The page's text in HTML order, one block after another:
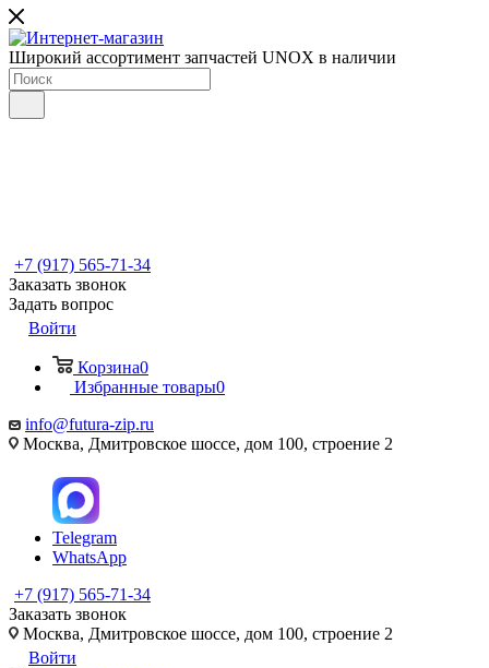
Широкий ассортимент запчастей UNOX в наличии
+7 (917) 565-71-34
Заказать звонок
Задать вопрос
Войти
Корзина0
Избранные товары0
info@futura-zip.ru
Москва, Дмитровское шоссе, дом 100, строение 2
Telegram
WhatsApp
+7 (917) 565-71-34
Заказать звонок
Москва, Дмитровское шоссе, дом 100, строение 2
Войти